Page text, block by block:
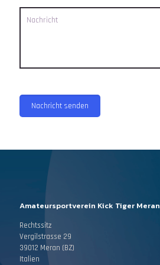
Amateursportverein Kick Tiger Meran
Rechtssitz
Vergilstrasse 29
39012 Meran (BZ)
Italien